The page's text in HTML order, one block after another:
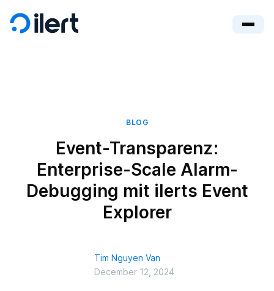
BLOG
Event-Transparenz:
Enterprise-Scale Alarm-
Debugging mit ilerts Event
Explorer
Tim Nguyen Van
December 12, 2024